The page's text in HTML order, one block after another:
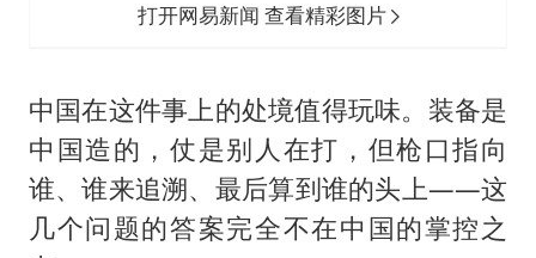
打开网易新闻 查看精彩图片
中国在这件事上的处境值得玩味。装备是
中国造的，仗是别人在打，但枪口指向
谁、谁来追溯、最后算到谁的头上——这
几个问题的答案完全不在中国的掌控之